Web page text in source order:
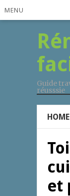
MENU
Guide
réusssie
HOME
et